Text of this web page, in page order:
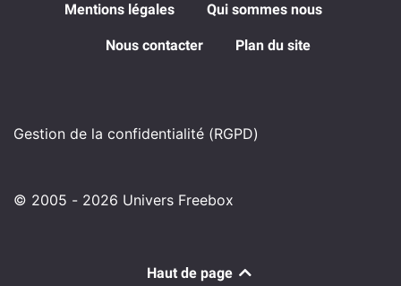
Mentions légales Qui sommes nous
Nous contacter Plan du site
Gestion de la confidentialité (RGPD)
© 2005 - 2026 Univers Freebox
Haut de page